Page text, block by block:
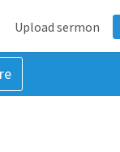
Upload sermon